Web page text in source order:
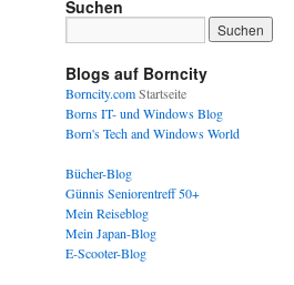
Suchen
Blogs auf Borncity
Borncity.comStartseite
Borns IT- und Windows Blog
Born's Tech and Windows World
Bücher-Blog
Günnis Seniorentreff 50+
Mein Reiseblog
Mein Japan-Blog
E-Scooter-Blog